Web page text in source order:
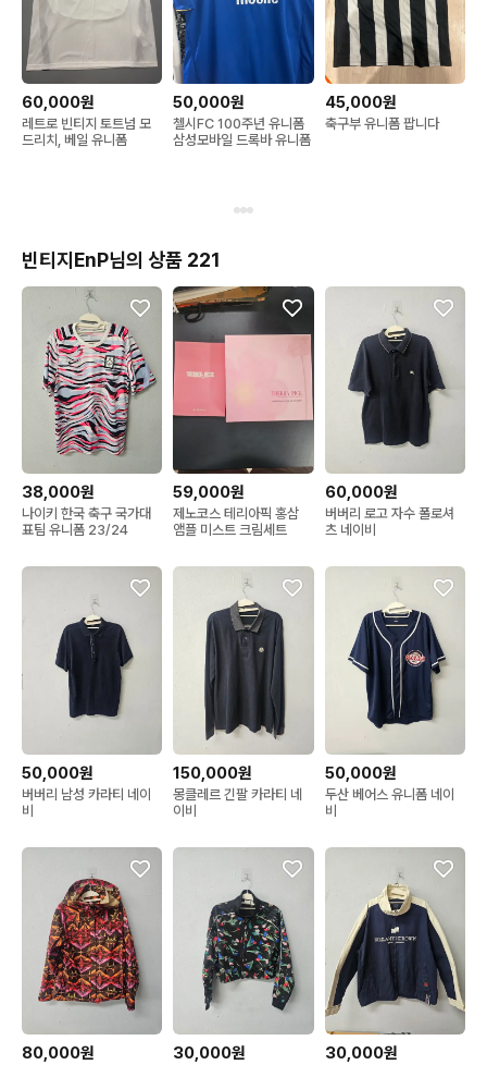
60,000원
레트로 빈티지 토트넘 모
드리치, 베일 유니폼
50,000원
첼시FC 100주년 유니폼
삼성모바일 드록바 유니폼
45,000원
축구부 유니폼 팝니다
빈티지EnP님의 상품 221
38,000원
나이키 한국 축구 국가대
표팀 유니폼 23/24
59,000원
제노코스 테리아픽 홍삼
앰플 미스트 크림세트
60,000원
버버리 로고 자수 폴로셔
츠 네이비
50,000원
버버리 남성 카라티 네이
비
150,000원
몽클레르 긴팔 카라티 네
이비
50,000원
두산 베어스 유니폼 네이
비
80,000원 30,000원 30,000원